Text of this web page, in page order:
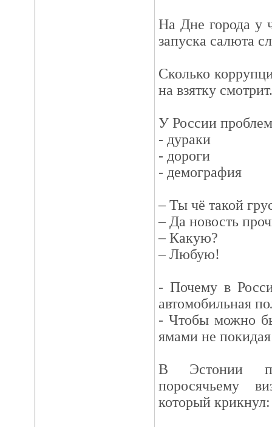
На Дне города у
запуска салюта
Сколько
на взятку смотрит.
У России
- дураки
- дороги
- демография
– Ты чё такой
– Да новость
– Какую?
– Любую!
- Почему в
автомобильная
- Чтобы можно
ямами не
В Эстонии
поросячьему
который